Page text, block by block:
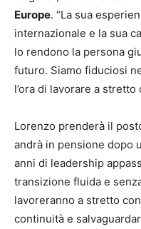
Europe. “La sua
internazionale e la sua
lo rendono la persona
futuro. Siamo fiduciosi
l’ora di lavorare a stretto
Lorenzo prenderà il
andrà in pensione dopo
anni di leadership
transizione fluida e
lavoreranno a stretto
continuità e